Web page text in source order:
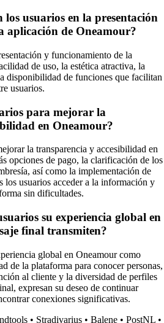
los usuarios en la presentación
aplicación de Oneamour?
y funcionamiento de la
de uso, la estética atractiva, la
disponibilidad de funciones que facilitan
usuarios.
para mejorar la
en Oneamour?
la transparencia y accesibilidad en
opciones de pago, la clarificación de los
así como la implementación de
los usuarios acceder a la información y
sin dificultades.
su experiencia global en
final transmiten?
global en Oneamour como
de la plataforma para conocer personas,
al cliente y la diversidad de perfiles
expresan su deseo de continuar
conexiones significativas.
• Stradivarius • Balene • PostNL •